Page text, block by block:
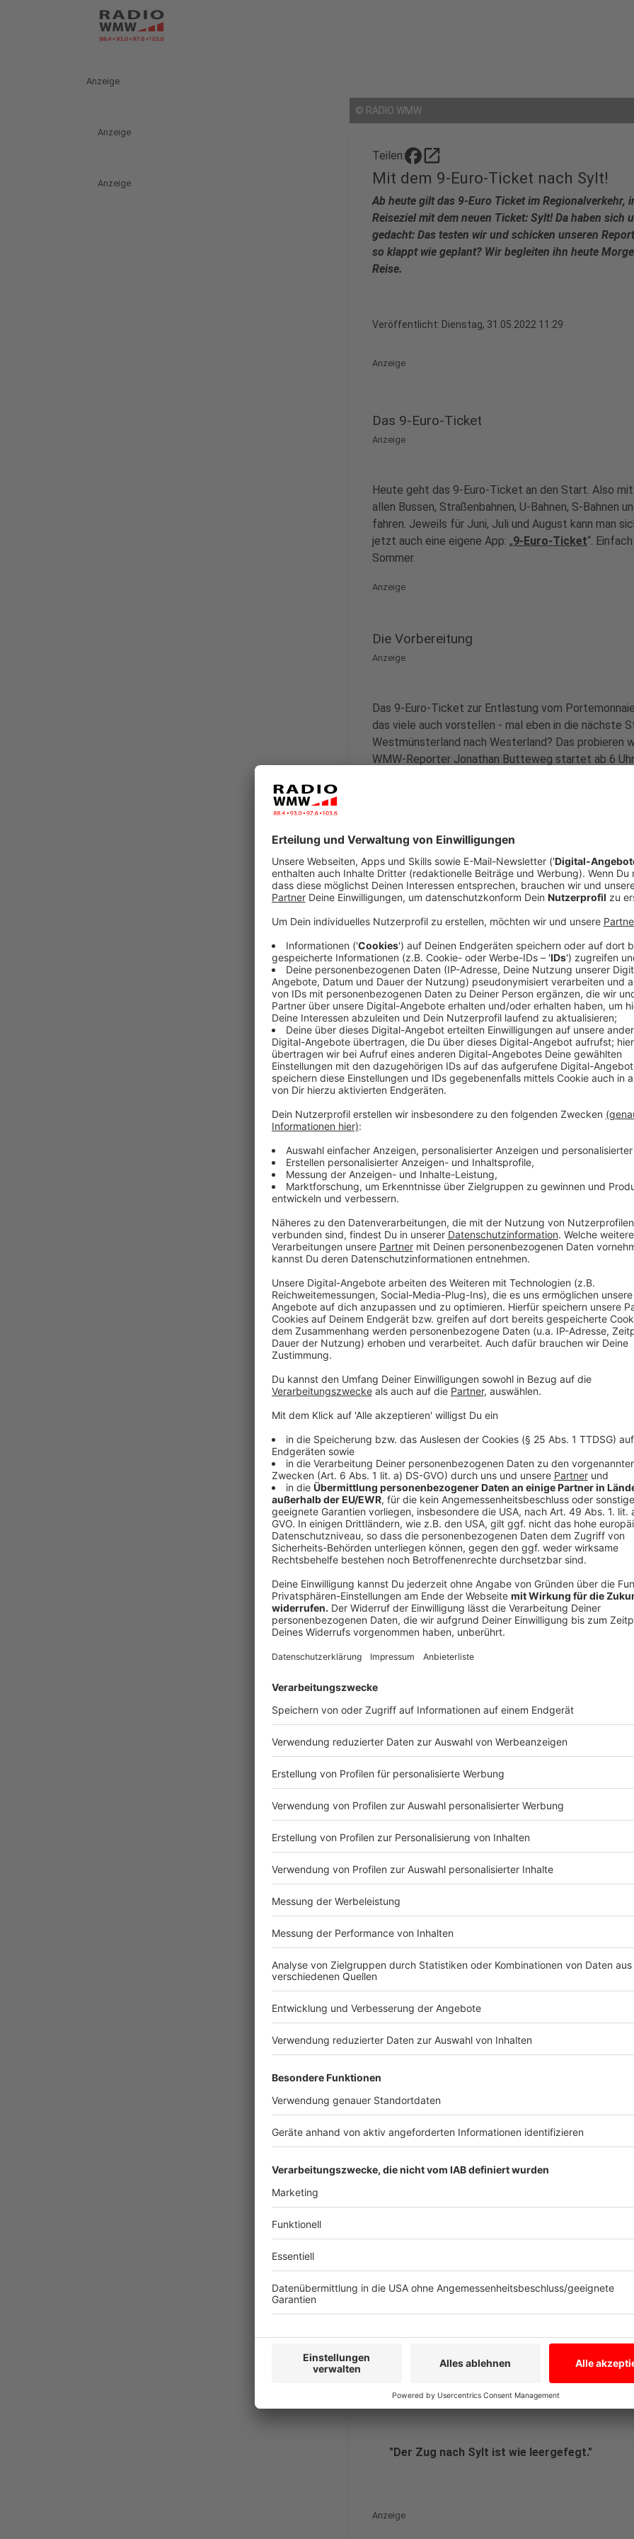
Anzeige
Anzeige
Anzeige
© RADIO WMW
Teilen: open_in_new
Mit dem 9-Euro-Ticket nach Sylt!
Ab heute gilt das 9-Euro Ticket im Regionalverkehr,
Reiseziel mit dem neuen Ticket: Sylt! Da haben
gedacht: Das testen wir und schicken unseren
so klappt wie geplant? Wir begleiten ihn heute
Reise.
Veröffentlicht: Dienstag, 31.05.2022 11:29
Anzeige
Das 9-Euro-Ticket
Anzeige
Heute geht das 9-Euro-Ticket an den Start. Also
allen Bussen, Straßenbahnen, U-Bahnen, S-Bahnen
fahren. Jeweils für Juni, Juli und August kann man
jetzt auch eine eigene App: „9-Euro-Ticket“.
Sommer.
Anzeige
Die Vorbereitung
Anzeige
Das 9-Euro-Ticket zur Entlastung vom
das viele auch vorstellen - mal eben in die nächste
Westmünsterland nach Westerland? Das probieren
WMW-Reporter Jonathan Butteweg startet ab 6
Sylt! Da muss erstmal viel vorbereitet werden, hat
"Ich rechne mit allem."
Anzeige
Die Reise
Anzeige
Anzeige
Daniel Krawinkel und Silvia Ochlast schicken
Euro-Ticket von Borken aus nach Sylt. Dabei kann
Bahnen, S-Bahnen und Zügen des Nah- und
im Netz geplant und wie lange wird er brauchen? -
Programm.
Anzeige
Experiment: Westmünsterland goes
Anzeige
Die Reise geht los
Anzeige
Anzeige
"Man kann auf jeden Fall von guter Stimmung
Anzeige
"Es sind wirklich alle möglichen Menschen
Kurz vorm Ziel!
Anzeige
"Der Zug nach Sylt ist wie leergefegt."
Anzeige